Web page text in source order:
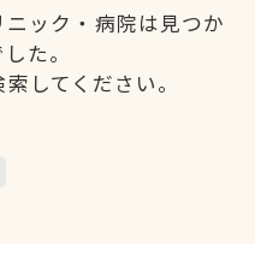
ック・病院は見つか
た。
してください。